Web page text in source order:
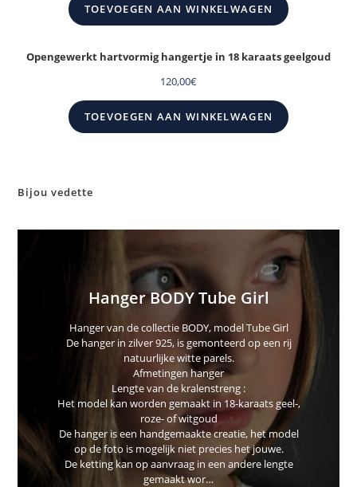
TOEVOEGEN AAN WINKELWAGEN
Opengewerkt hartvormig hangertje in 18 karaats geelgoud
120,00€
TOEVOEGEN AAN WINKELWAGEN
Bijou vedette
Hanger BODY Tube Girl
Hanger van de collectie BODY, model Tube Girl
De hanger in zilver 925, is gemonteerd op een rij
natuurlijke witte parels.
Afmetingen hanger
Lengte van de kralenstreng :
Het model kan worden gemaakt in 18-karaats geel-,
roze- of witgoud
De hanger is een handgemaakte creatie, het model
op de foto is mogelijk niet precies het jouwe.
De ketting kan op aanvraag in een andere lengte
gemaakt wor…